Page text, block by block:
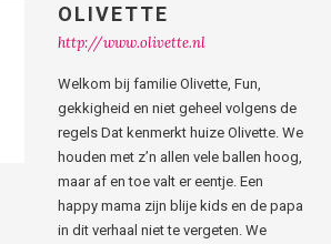
OLIVETTE
http://www.olivette.nl
Welkom bij familie Olivette, Fun,
gekkigheid en niet geheel volgens de
regels Dat kenmerkt huize Olivette. We
houden met z’n allen vele ballen hoog,
maar af en toe valt er eentje. Een
happy mama zijn blije kids en de papa
in dit verhaal niet te vergeten. We